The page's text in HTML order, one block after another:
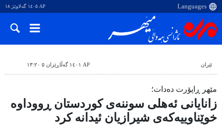
AP ١٤٠٥ گەلاوێژ ١٨
ئێران AP ١٤٠١ گەڵاڕێزان ٥ ١٣:٢٠
مێهر ڕاپۆرت دەدات؛
زانایانی ئەهلی سوننەی کوردستان ڕووداوە
خوێناوییەکەی شیرازیان ئیدانە کرد